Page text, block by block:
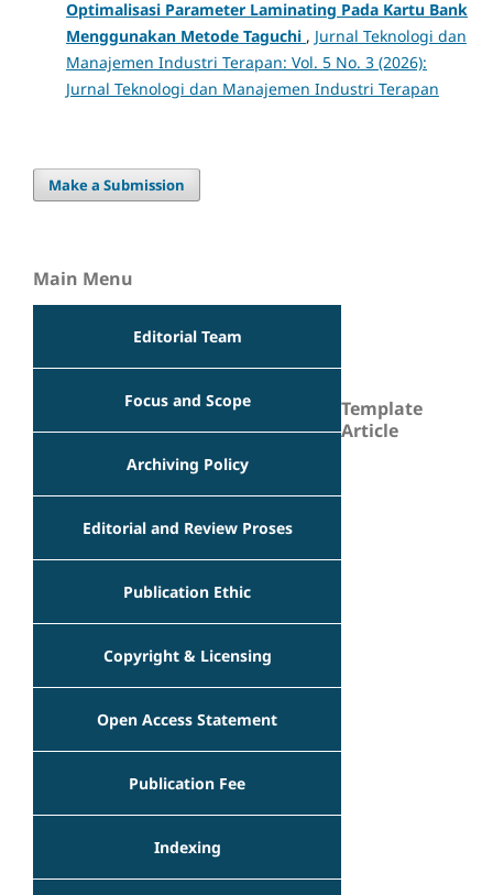
Optimalisasi Parameter Laminating Pada Kartu Bank
Menggunakan Metode Taguchi , Jurnal Teknologi dan
Manajemen Industri Terapan: Vol. 5 No. 3 (2026):
Jurnal Teknologi dan Manajemen Industri Terapan
Make a Submission
Main Menu
Editorial Team
Focus and Scope
Archiving Policy
Editorial and Review Proses
Publication Ethic
Copyright & Licensing
Open Access Statement
Publication Fee
Indexing
Template
Article